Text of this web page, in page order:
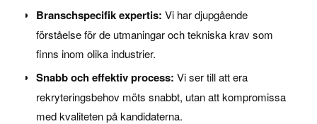
Branschspecifik expertis: Vi har djupgående
förståelse för de utmaningar och tekniska krav som
finns inom olika industrier.
Snabb och effektiv process: Vi ser till att era
rekryteringsbehov möts snabbt, utan att kompromissa
med kvaliteten på kandidaterna.